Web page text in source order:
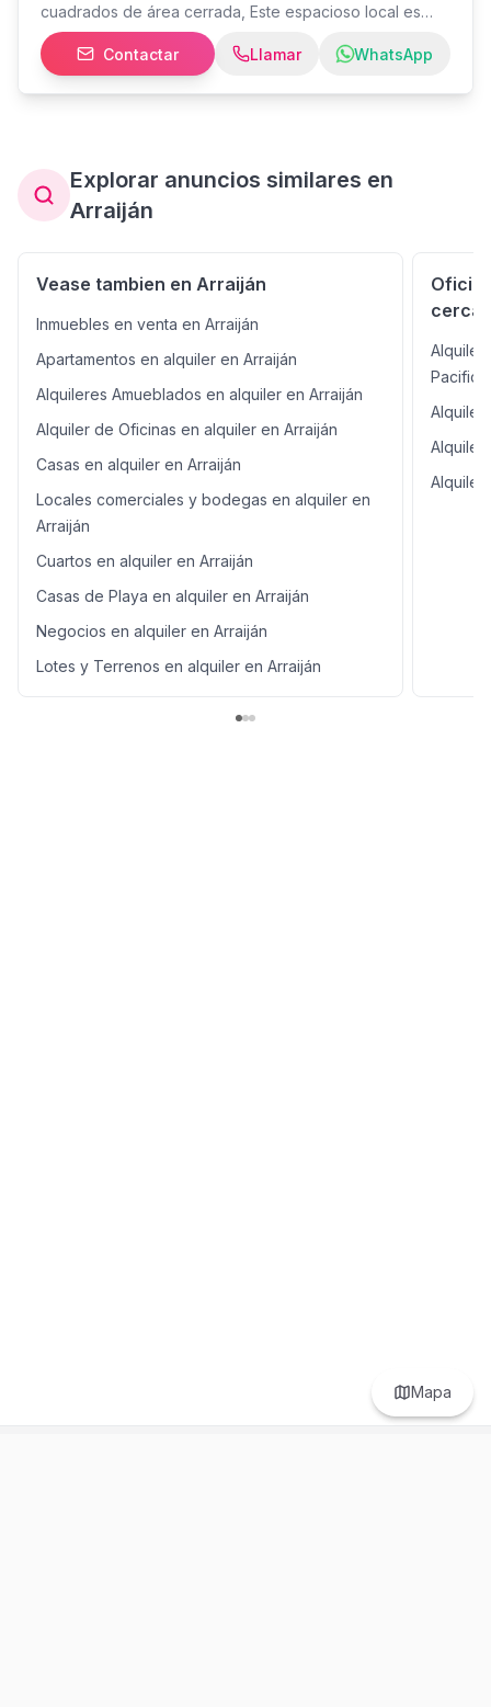
Mapa
cuadrados de área cerrada, Este espacioso local es
ideal para oficinas, tiendas, restaurantes o cualquier
otro tipo de negocio.
Contactar Llamar WhatsApp
Explorar anuncios similares en
Arraiján
Vease tambien en Arraiján
Inmuebles en venta en Arraiján
Apartamentos en alquiler en Arraiján
Alquileres Amueblados en alquiler en Arraiján
Alquiler de Oficinas en alquiler en Arraiján
Casas en alquiler en Arraiján
Locales comerciales y bodegas en alquiler en
Arraiján
Cuartos en alquiler en Arraiján
Casas de Playa en alquiler en Arraiján
Negocios en alquiler en Arraiján
Lotes y Terrenos en alquiler en Arraiján
Alquiler
Pacifico
Alquiler
Alquiler
Alquiler